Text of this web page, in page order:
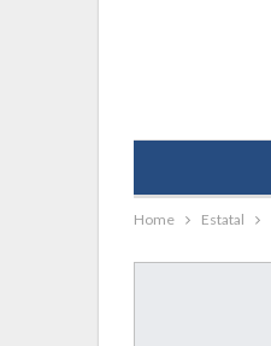
Home Estatal